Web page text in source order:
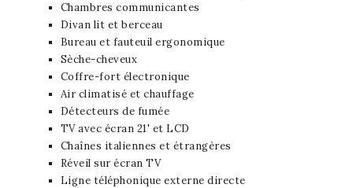
Chambres communicantes
Divan lit et berceau
Bureau et fauteuil ergonomique
Sèche-cheveux
Coffre-fort électronique
Air climatisé et chauffage
Détecteurs de fumée
TV avec écran 21' et LCD
Chaînes italiennes et étrangères
Réveil sur écran TV
Ligne téléphonique externe directe